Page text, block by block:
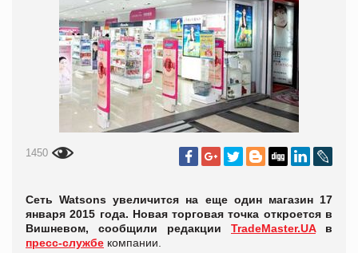
1450
Сеть Watsons увеличится на еще один магазин 17
января 2015 года. Новая торговая точка откроется в
Вишневом, сообщили редакции TradeMaster.UAв
пресс-службе компании.